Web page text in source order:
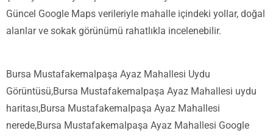
Güncel Google Maps verileriyle mahalle içindeki yollar, doğal
alanlar ve sokak görünümü rahatlıkla incelenebilir.
Bursa Mustafakemalpaşa Ayaz Mahallesi Uydu
Görüntüsü,Bursa Mustafakemalpaşa Ayaz Mahallesi uydu
haritası,Bursa Mustafakemalpaşa Ayaz Mahallesi
nerede,Bursa Mustafakemalpaşa Ayaz Mahallesi Google